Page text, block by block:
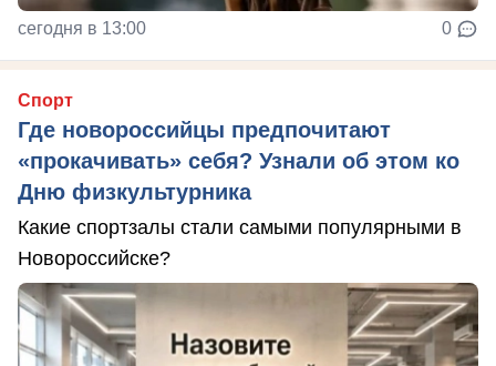
сегодня в 13:00 0
Спорт
Где новороссийцы предпочитают
«прокачивать» себя? Узнали об этом ко
Дню физкультурника
Какие спортзалы стали самыми популярными в
Новороссийске?